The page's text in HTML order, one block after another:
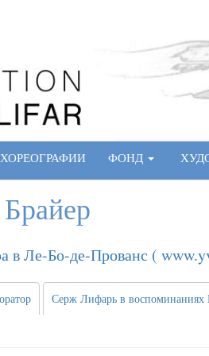
ХОРЕОГРАФИИ ФОНД
в Ле-Бо-де-Прованс (
Серж Лифарь в воспоминаниях